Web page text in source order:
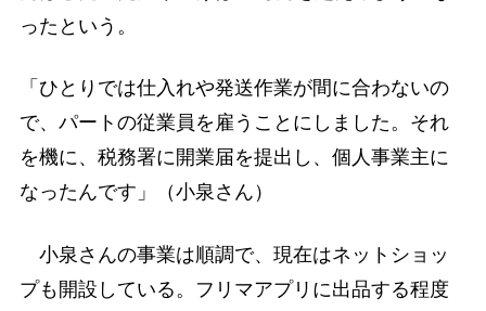
ったという。
「ひとりでは仕入れや発送作業が間に合わないの
で、パートの従業員を雇うことにしました。それ
を機に、税務署に開業届を提出し、個人事業主に
なったんです」（小泉さん）
小泉さんの事業は順調で、現在はネットショッ
プも開設している。フリマアプリに出品する程度